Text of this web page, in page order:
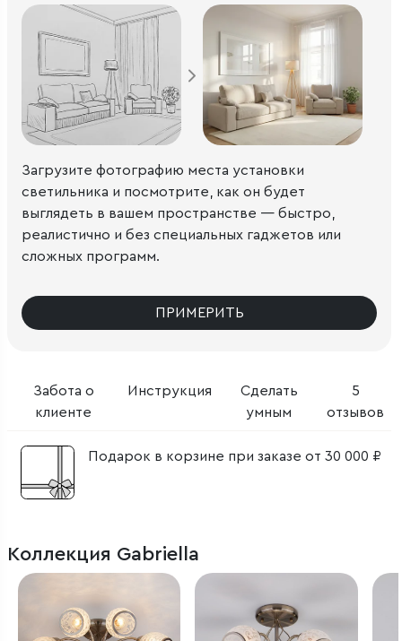
Забота о
клиенте
Инструкция
Сделать
умным
5
отзывов
Подарок в корзине при заказе от 30 000 ₽
Загрузите фотографию места установки
светильника и посмотрите, как он будет
выглядеть в вашем пространстве — быстро,
реалистично и без специальных гаджетов или
сложных программ.
ПРИМЕРИТЬ
Коллекция Gabriella